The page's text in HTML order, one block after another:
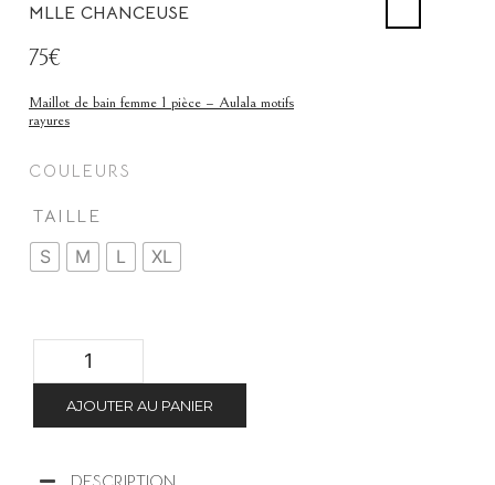
MLLE CHANCEUSE
75€
Maillot de bain femme 1 pièce – Aulala motifs
rayures
COULEURS
TAILLE
S
M L XL
AJOUTER AU PANIER
DESCRIPTION